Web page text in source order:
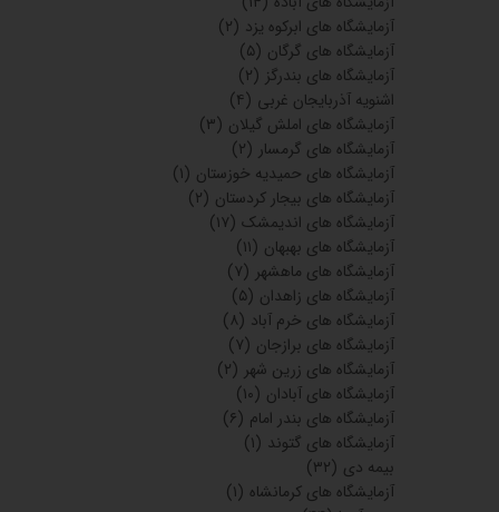
آزمایشگاه های تن کابن (۴)
آزمایشگاه های کلاردشت (۲)
آزمایشگاه های قایمشهر (۹)
آزمایشگاه های تاکستان قزوین
آزمایشگاه های آبیک قزوین (۴)
آزمایشگاه های بویین زهرا
آزمایشگاه های بجنورد
آزمایشگاه های شیروان (۵)
آزمایشگاه های اسفراین
آزمایشگاه های طبس
(۲)
آزمایشگاه های فردوس (۲)
آزمایشگاه های بیرجند (۲۰)
آزمایشگاه های شهرضا (۱۰)
آزمایشگاه های نجف آباد (۵)
آزمایشگاه های شیراز
(۱)
آزمایشگاه های ملایر
آزمایشگاه های نایین (۲)
آزمایشگاه های آباده
آزمایشگاه های ابرکوه یزد
آزمایشگاه های گرگان (۵)